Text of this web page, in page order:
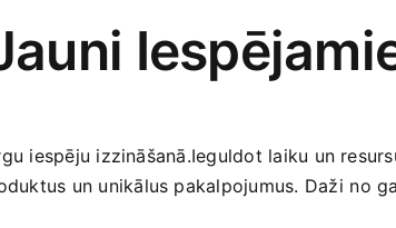
iespēju izzināšanā.Ieguldot laiku un
un unikālus pakalpojumus. Daži ⁢no